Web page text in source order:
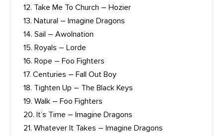
12. Take Me To Church – Hozier
13. Natural – Imagine Dragons
14. Sail – Awolnation
15. Royals – Lorde
16. Rope – Foo Fighters
17. Centuries – Fall Out Boy
18. Tighten Up – The Black Keys
19. Walk – Foo Fighters
20. It’s Time – Imagine Dragons
21. Whatever It Takes – Imagine Dragons